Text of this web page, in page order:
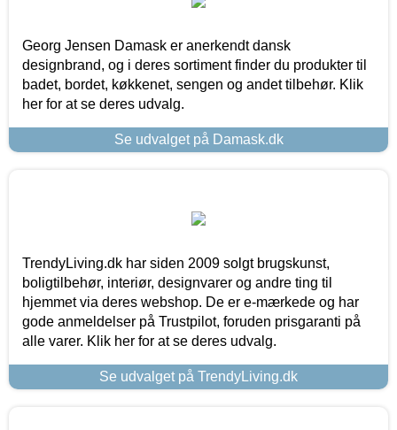
Georg Jensen Damask er anerkendt dansk
designbrand, og i deres sortiment finder du produkter til
badet, bordet, køkkenet, sengen og andet tilbehør. Klik
her for at se deres udvalg.
Se udvalget på Damask.dk
TrendyLiving.dk har siden 2009 solgt brugskunst,
boligtilbehør, interiør, designvarer og andre ting til
hjemmet via deres webshop. De er e-mærkede og har
gode anmeldelser på Trustpilot, foruden prisgaranti på
alle varer. Klik her for at se deres udvalg.
Se udvalget på TrendyLiving.dk